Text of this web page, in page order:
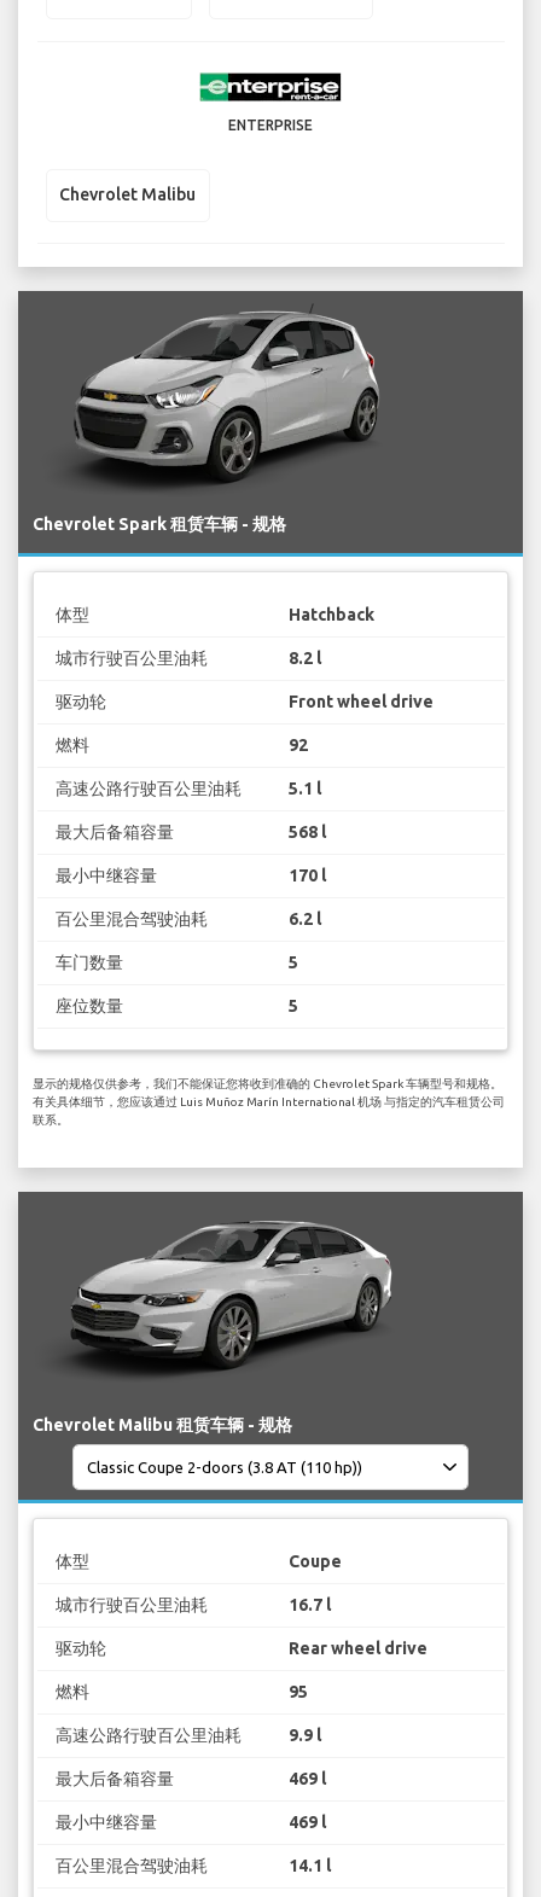
ENTERPRISE
Chevrolet Malibu
Chevrolet Spark 租赁车辆 - 规格
体型 Hatchback
城市行驶百公里油耗 8.2 l
驱动轮 Front wheel drive
燃料 92
高速公路行驶百公里油耗 5.1 l
最大后备箱容量 568 l
最小中继容量 170 l
百公里混合驾驶油耗 6.2 l
车门数量 5
座位数量 5
显示的规格仅供参考，我们不能保证您将收到准确的 Chevrolet Spark 车辆型号和规格。
有关具体细节，您应该通过 Luis Muñoz Marín International 机场 与指定的汽车租赁公司
联系。
Chevrolet Malibu 租赁车辆 - 规格
体型 Coupe
城市行驶百公里油耗 16.7 l
驱动轮 Rear wheel drive
燃料 95
高速公路行驶百公里油耗 9.9 l
最大后备箱容量 469 l
最小中继容量 469 l
百公里混合驾驶油耗 14.1 l